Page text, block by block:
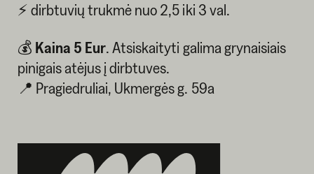
⚡ dirbtuvių trukmė nuo 2,5 iki 3 val.
💰 Kaina 5 Eur . Atsiskaityti galima grynaisiais
pinigais atėjus į dirbtuves.
📍 Pragiedruliai, Ukmergės g. 59a